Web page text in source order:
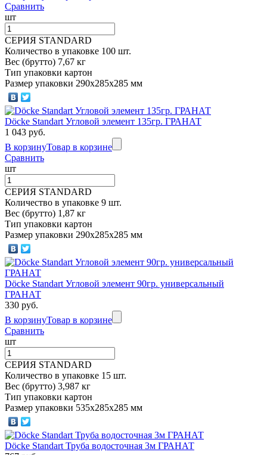
Сравнить
шт
СЕРИЯ STANDARD
Количество в упаковке 100 шт.
Вес (брутто) 7,67 кг
Тип упаковки картон
Размер упаковки 290х285х285 мм
Döcke Standart Угловой элемент 135гр. ГРАНАТ
1 043 руб.
В корзинуТовар в корзине
Сравнить
шт
СЕРИЯ STANDARD
Количество в упаковке 9 шт.
Вес (брутто) 1,87 кг
Тип упаковки картон
Размер упаковки 290х285х285 мм
Döcke Standart Угловой элемент 90гр. универсальный
ГРАНАТ
330 руб.
В корзинуТовар в корзине
Сравнить
шт
СЕРИЯ STANDARD
Количество в упаковке 15 шт.
Вес (брутто) 3,987 кг
Тип упаковки картон
Размер упаковки 535х285х285 мм
Döcke Standart Труба водосточная 3м ГРАНАТ